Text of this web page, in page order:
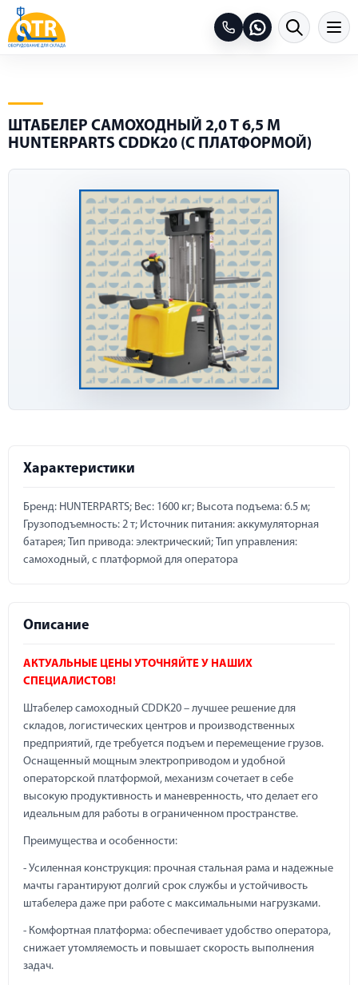
ШТАБЕЛЕР САМОХОДНЫЙ 2,0 Т 6,5 М
HUNTERPARTS CDDK20 (С ПЛАТФОРМОЙ)
Характеристики
Бренд: HUNTERPARTS; Вес: 1600 кг; Высота подъема: 6.5 м;
Грузоподъемность: 2 т; Источник питания: аккумуляторная
батарея; Тип привода: электрический; Тип управления:
самоходный, с платформой для оператора
Описание
АКТУАЛЬНЫЕ ЦЕНЫ УТОЧНЯЙТЕ У НАШИХ
СПЕЦИАЛИСТОВ!
Штабелер самоходный CDDK20 – лучшее решение для
складов, логистических центров и производственных
предприятий, где требуется подъем и перемещение грузов.
Оснащенный мощным электроприводом и удобной
операторской платформой, механизм сочетает в себе
высокую продуктивность и маневренность, что делает его
идеальным для работы в ограниченном пространстве.
Преимущества и особенности:
- Усиленная конструкция: прочная стальная рама и надежные
мачты гарантируют долгий срок службы и устойчивость
штабелера даже при работе с максимальными нагрузками.
- Комфортная платформа: обеспечивает удобство оператора,
снижает утомляемость и повышает скорость выполнения
задач.